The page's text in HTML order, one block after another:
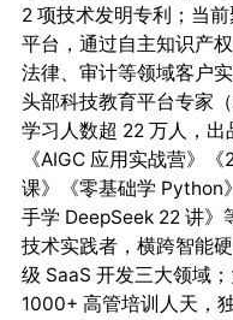
2 项技术发明专利；当
平台，通过自主知识产
法律、审计等领域客户
头部科技教育平台专家
学习人数超 22 万人，出
《AIGC 应用实战营》
课》《零基础学 Python
手学 DeepSeek 22 讲
技术实践者，横跨智能
级 SaaS 开发三大领域
1000+ 高管培训人天，